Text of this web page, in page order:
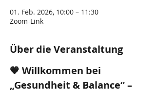
01. Feb. 2026, 10:00 – 11:30
Zoom-Link
Über die Veranstaltung
🧡 Willkommen bei
„Gesundheit & Balance“ –